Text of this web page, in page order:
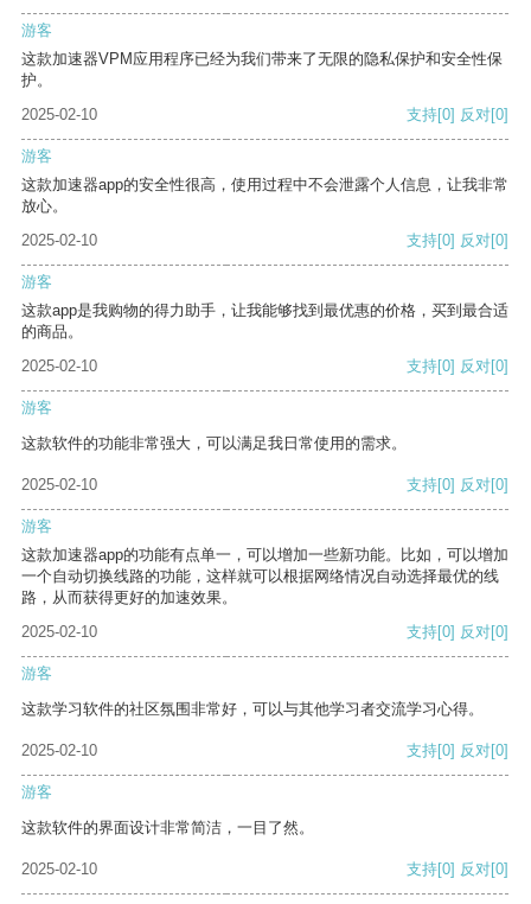
游客
这款加速器VPM应用程序已经为我们带来了无限的隐私保护和安全性保
护。
2025-02-10
支持[0] 反对[0]
游客
这款加速器app的安全性很高，使用过程中不会泄露个人信息，让我非常
放心。
2025-02-10
支持[0] 反对[0]
游客
这款app是我购物的得力助手，让我能够找到最优惠的价格，买到最合适
的商品。
2025-02-10
支持[0] 反对[0]
游客
这款软件的功能非常强大，可以满足我日常使用的需求。
2025-02-10 支持[0] 反对[0]
游客
这款加速器app的功能有点单一，可以增加一些新功能。比如，可以增加
一个自动切换线路的功能，这样就可以根据网络情况自动选择最优的线
路，从而获得更好的加速效果。
2025-02-10
支持[0] 反对[0]
游客
这款学习软件的社区氛围非常好，可以与其他学习者交流学习心得。
2025-02-10 支持[0] 反对[0]
游客
这款软件的界面设计非常简洁，一目了然。
2025-02-10 支持[0] 反对[0]